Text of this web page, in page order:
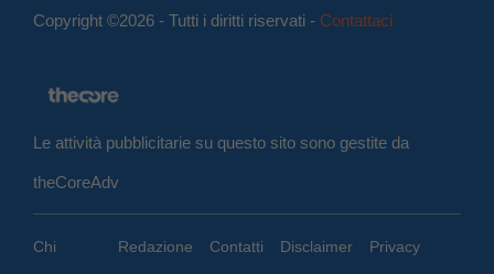
Copyright ©2026 - Tutti i diritti riservati - Contattaci
Le attività pubblicitarie su questo sito sono gestite da
theCoreAdv
Chi Redazione Contatti Disclaimer Privacy